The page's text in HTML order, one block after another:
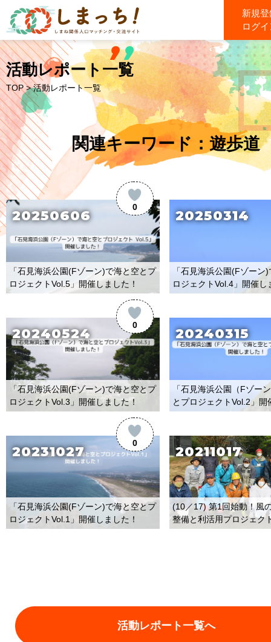
新規
ログ
活動レポート一覧
TOP > 活動レポート一覧
関連キーワード：遊歩道
0
20250606
「石見海浜公園(Fゾーン)で海と空とプ
ロジェクトVol.5」開催しました！
20250314
「石見海浜公園(Fゾーン
ロジェクトVol.4」開催し
0
20240524
「石見海浜公園(Fゾーン)で海と空とプ
ロジェクトVol.3」開催しました！
20240315
「石見海浜公園（Fゾー
とプロジェクトVol.2」開
0
20231027
「石見海浜公園(Fゾーン)で海と空とプ
ロジェクトVol.1」開催しました！
20211017
(10／17) 第1回始動！風
整備と利活用プロジェク
活動レポート一覧へ